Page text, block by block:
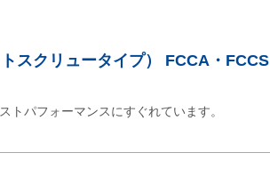
スクリュータイプ） FCCA・FCCS
トパフォーマンスにすぐれています。